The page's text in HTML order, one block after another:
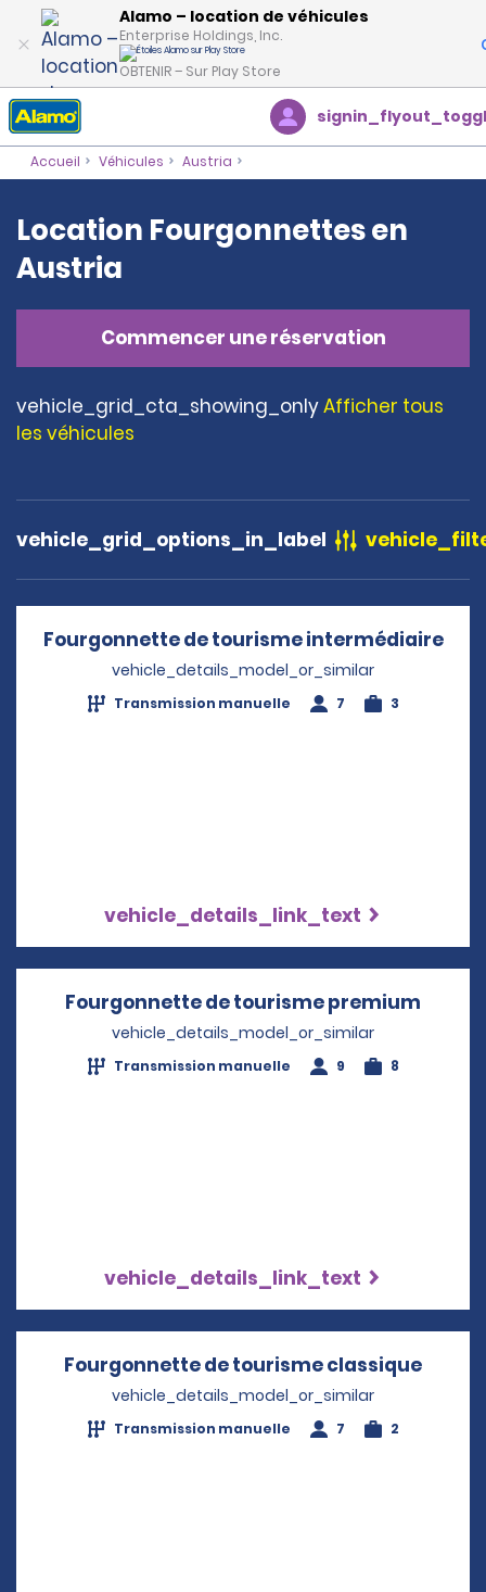
Alamo – location de véhicules
Enterprise Holdings, Inc.
OBTENIR – Sur Play Store
Accueil Véhicules Austria
Location Fourgonnettes en
Austria
Commencer une réservation
vehicle_grid_cta_showing_onlyAfficher tous
les véhicules
vehicle_grid_options_in_label
Fourgonnette de tourisme intermédiaire
vehicle_details_model_or_similar
Transmission manuelle 7 3
vehicle_details_link_text
Fourgonnette de tourisme premium
vehicle_details_model_or_similar
Transmission manuelle 9 8
vehicle_details_link_text
Fourgonnette de tourisme classique
vehicle_details_model_or_similar
Transmission manuelle 7 2